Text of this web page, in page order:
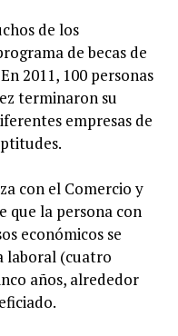
de los
de becas de
2011, 100 personas
terminaron su
empresas de
con el Comercio y
que la persona con
económicos se
laboral (cuatro
años, alrededor